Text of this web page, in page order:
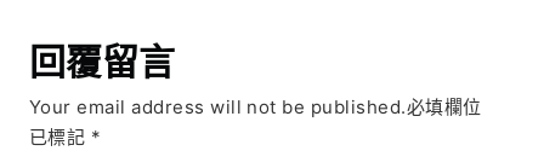
回覆留言
Your email address will not be published.必填欄位
已標記 *